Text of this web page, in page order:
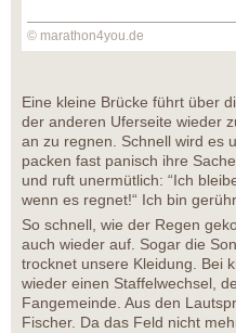
© marathon4you.de
Eine kleine Brücke führt über
der anderen Uferseite wieder
an zu regnen. Schnell wird es
packen fast panisch ihre
und ruft unermütlich: “Ich
wenn es regnet!“ Ich bin
So schnell, wie der Regen
auch wieder auf. Sogar die
trocknet unsere Kleidung. Bei
wieder einen Staffelwechsel,
Fangemeinde. Aus den
Fischer. Da das Feld nicht